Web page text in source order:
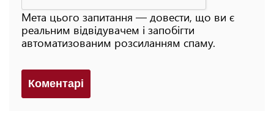
Мета цього запитання — довести, що ви є
реальним відвідувачем і запобігти
автоматизованим розсиланням спаму.
Коментарi